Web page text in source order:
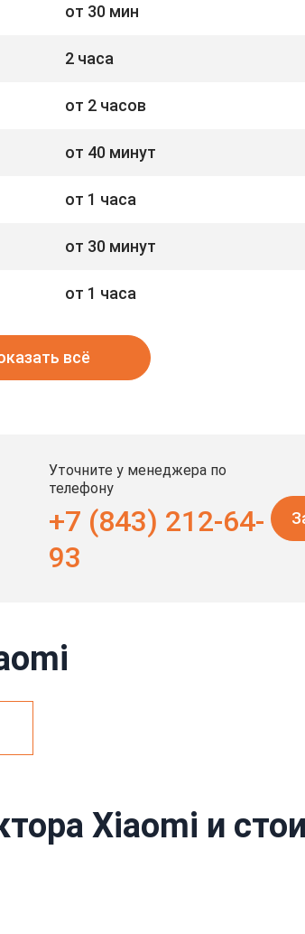
от 30 мин
2 часа
от 2 часов
от 40 минут
от 1 часа
от 30 минут
от 1 часа
всё
Уточните у менеджера по
телефону
+7 (843) 212-64-
93
Xiaomi и